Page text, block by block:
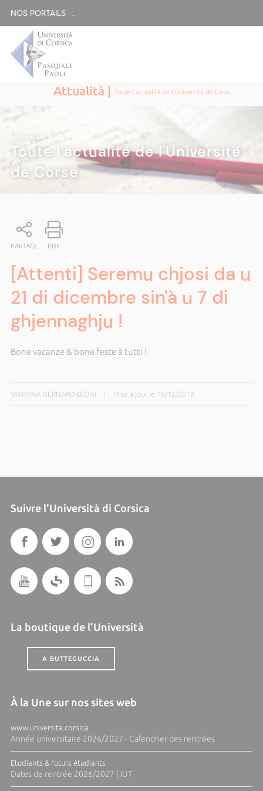
NOS PORTAILS :
Attualità |Toute l'actualité de l'Université de Corse
ATTUALITÀ|
Toute l'actualité de l'Université
de Corse
PARTAGE PDF
[Attenti] Seremu chjosi da u
21 di dicembre sin'à u 7 di
ghjennaghju !
Bone vacanze & bone feste à tutti !
VANNINA BERNARD-LEONI Mise à jour le 18/12/2018
Suivre l'Università di Corsica
La boutique de l'Università
A BUTTEGUCCIA
À la Une sur nos sites web
www.universita.corsica
Année universitaire 2026/2027 - Calendrier des rentrées
Etudiants & futurs étudiants
Dates de rentrée 2026/2027 | IUT